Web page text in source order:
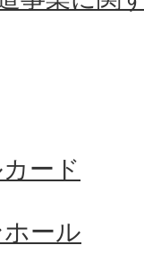
ード
ール